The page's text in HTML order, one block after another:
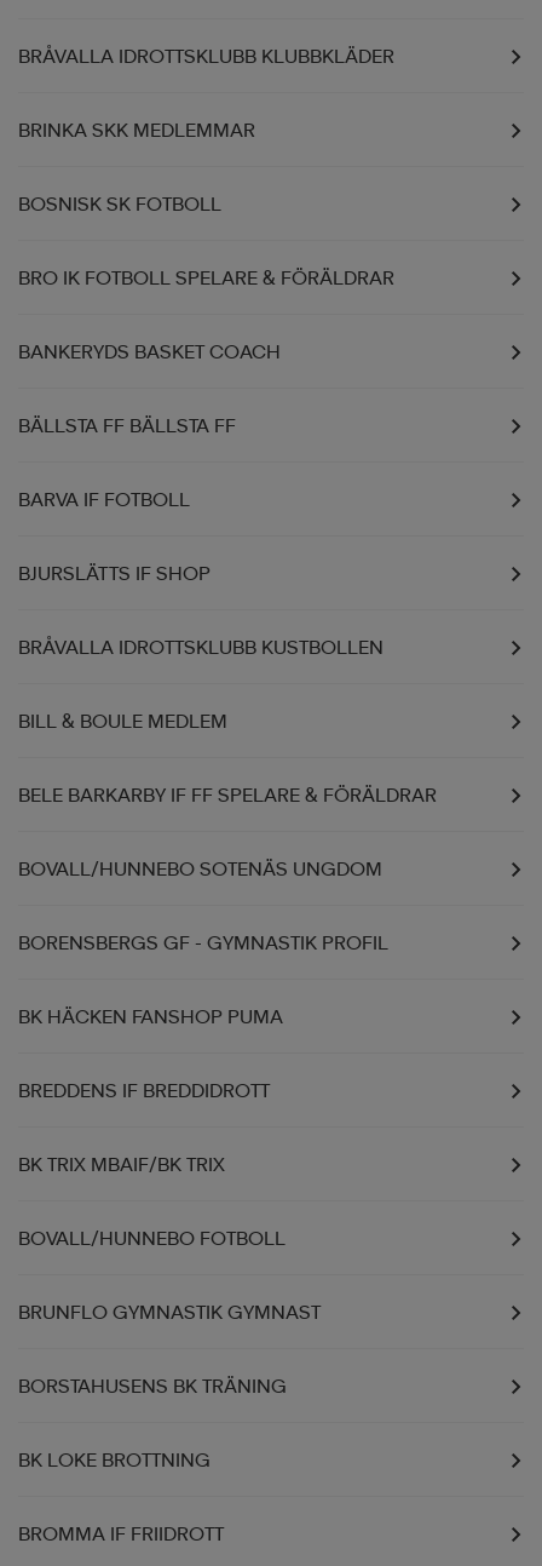
BRÅVALLA IDROTTSKLUBB KLUBBKLÄDER
BRINKA SKK MEDLEMMAR
BOSNISK SK FOTBOLL
BRO IK FOTBOLL SPELARE & FÖRÄLDRAR
BANKERYDS BASKET COACH
BÄLLSTA FF BÄLLSTA FF
BARVA IF FOTBOLL
BJURSLÄTTS IF SHOP
BRÅVALLA IDROTTSKLUBB KUSTBOLLEN
BILL & BOULE MEDLEM
BELE BARKARBY IF FF SPELARE & FÖRÄLDRAR
BOVALL/HUNNEBO SOTENÄS UNGDOM
BORENSBERGS GF - GYMNASTIK PROFIL
BK HÄCKEN FANSHOP PUMA
BREDDENS IF BREDDIDROTT
BK TRIX MBAIF/BK TRIX
BOVALL/HUNNEBO FOTBOLL
BRUNFLO GYMNASTIK GYMNAST
BORSTAHUSENS BK TRÄNING
BK LOKE BROTTNING
BROMMA IF FRIIDROTT